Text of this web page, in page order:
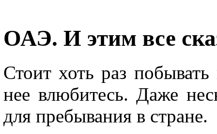
ОАЭ. И этим все
Стоит хоть раз
нее влюбитесь. Даже
для пребывания в стране.